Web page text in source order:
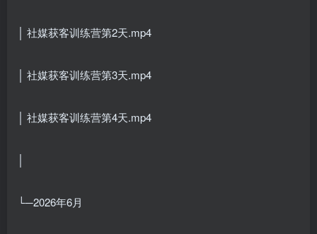
│ 社媒获客训练营第2天.mp4
│ 社媒获客训练营第3天.mp4
│ 社媒获客训练营第4天.mp4
└─2026年6月